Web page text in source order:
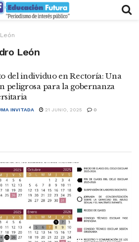
León
del individuo en Rectoría: Una
peligrosa para la gobernanza
INVITADA 21 JUNIO, 2025 0